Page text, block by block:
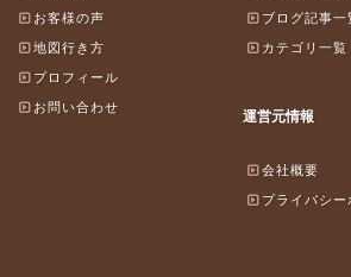
お客様の声
地図行き方
プロフィール
お問い合わせ
ブログ記事一
カテゴリ一覧
運営元情報
会社概要
プライバシー